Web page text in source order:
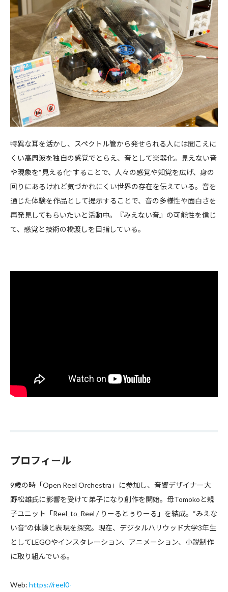
特異な耳を活かし、スペクトル管から発せられる人には聞こえに
くい高周波を独自の感覚でとらえ、音として楽器化。見えない音
や現象を“見える化”することで、人々の感覚や知覚を広げ、身の
回りにあるけれど気づかれにくい世界の存在を伝えている。音を
通じた体験を作品として提示することで、音の多様性や面白さを
再発見してもらいたいと活動中。『みえない音』の可能性を信じ
て、感覚と技術の橋渡しを目指している。
プロフィール
9歳の時「Open Reel Orchestra」に参加し、音響デザイナー大
野松雄氏に影響を受けて弟子になり創作を開始。母Tomokoと親
子ユニット「Reel_to_Reel / りーるとぅりーる」を結成。“みえな
い音”の体験と表現を探究。現在、デジタルハリウッド大学3年生
としてLEGOやインスタレーション、アニメーション、小説制作
に取り組んでいる。
Web: https://reel0-